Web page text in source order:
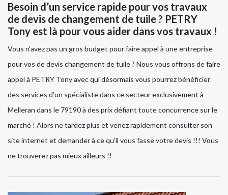
Besoin d’un service rapide pour vos travaux
de devis de changement de tuile ? PETRY
Tony est là pour vous aider dans vos travaux !
Vous n’avez pas un gros budget pour faire appel à une entreprise
pour vos de devis changement de tuile ? Nous vous offrons de faire
appel à PETRY Tony avec qui désormais vous pourrez bénéficier
des services d’un spécialiste dans ce secteur exclusivement à
Melleran dans le 79190 à des prix défiant toute concurrence sur le
marché ! Alors ne tardez plus et venez rapidement consulter son
site internet et demander à ce qu’il vous fasse votre devis !!! Vous
ne trouverez pas mieux ailleurs !!